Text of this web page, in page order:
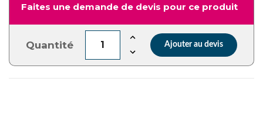
Faites une demande de devis pour ce produit
Quantité Ajouter au devis